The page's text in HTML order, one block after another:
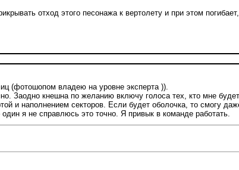
отход этого песонажа к вертолету и при этом
(фотошопом владею на уровне эксперта )).
Заодно кнешна по желанию включу голоса тех, кто мне
и наполнением секторов. Если будет оболочка, то смогу
я не справлюсь это точно. Я привык в команде работать.